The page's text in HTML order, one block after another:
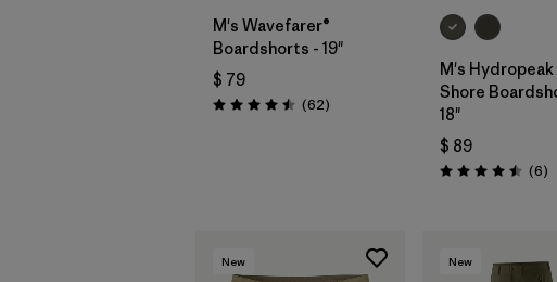
M's Wavefarer®
Boardshorts - 19"
$ 79
Valoración: 4.5 / 5
(62Comentarios
)
M's
Shore
18"
$ 89
Valoración: 4.5 / 5
(6)
New New